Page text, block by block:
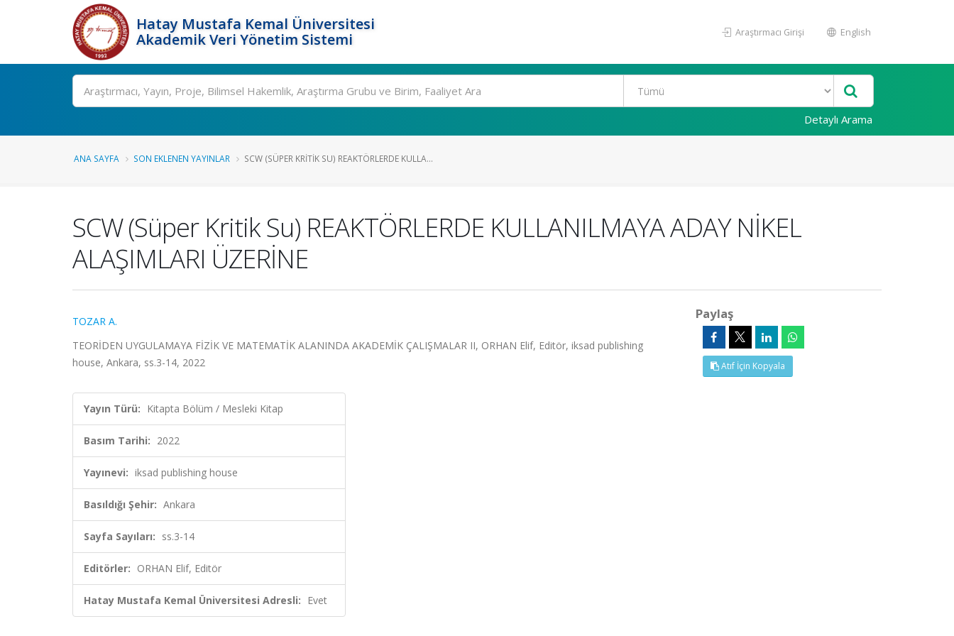
Hatay Mustafa Kemal Üniversitesi
Akademik Veri Yönetim Sistemi
Araştırmacı Girişi English
Ara
Detaylı Arama
ANA SAYFA SON EKLENEN YAYINLAR SCW (SÜPER KRITIK SU) REAKTÖRLERDE KULLA...
SCW (Süper Kritik Su) REAKTÖRLERDE KULLANILMAYA ADAY NİKEL
ALAŞIMLARI ÜZERİNE
TOZAR A.
TEORİDEN UYGULAMAYA FİZİK VE MATEMATİK ALANINDA AKADEMİK ÇALIŞMALAR II, ORHAN Elif, Editör, iksad publishing
house, Ankara, ss.3-14, 2022
Yayın Türü: Kitapta Bölüm / Mesleki Kitap
Basım Tarihi: 2022
Yayınevi: iksad publishing house
Basıldığı Şehir: Ankara
Sayfa Sayıları: ss.3-14
Editörler: ORHAN Elif, Editör
Hatay Mustafa Kemal Üniversitesi Adresli: Evet
Paylaş
Atıf İçin Kopyala